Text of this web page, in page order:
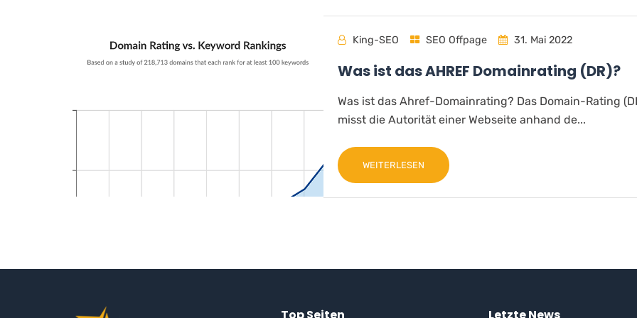
King-SEO SEO Offpage 31. Mai 2022
Was ist das AHREF Domainrating (DR)?
Was ist das Ahref-Domainrating? Das Domain-Rating
misst die Autorität einer Webseite anhand de...
WEITERLESEN